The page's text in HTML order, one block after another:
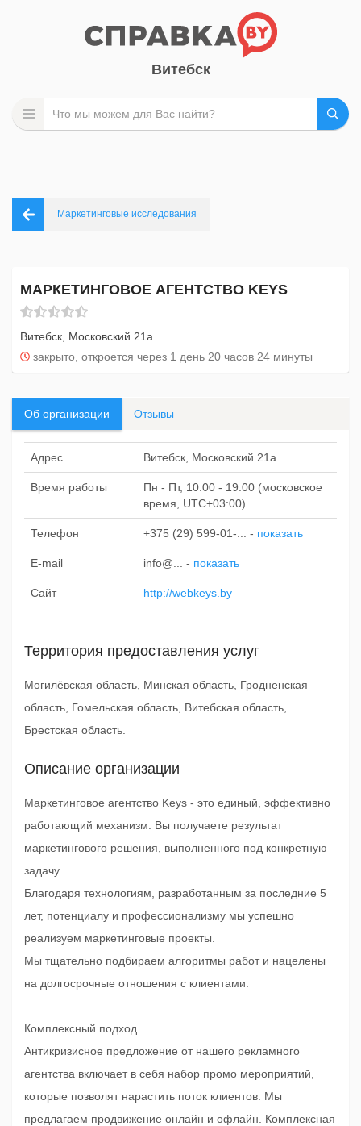
Витебск
Маркетинговые исследования
МАРКЕТИНГОВОЕ АГЕНТСТВО KEYS
Витебск, Московский 21а
закрыто, откроется через 1 день 20 часов 24 минуты
Об организации Отзывы
Адрес Витебск, Московский 21а
Время работы
Пн - Пт, 10:00 - 19:00 (московское
время, UTC+03:00)
Телефон +375 (29) 599-01-... - показать
E-mail info@... - показать
Сайт http://webkeys.by
Территория предоставления услуг
Могилёвская область, Минская область, Гродненская
область, Гомельская область, Витебская область,
Брестская область.
Описание организации
Маркетинговое агентство Keys - это единый, эффективно
работающий механизм. Вы получаете результат
маркетингового решения, выполненного под конкретную
задачу.
Благодаря технологиям, разработанным за последние 5
лет, потенциалу и профессионализму мы успешно
реализуем маркетинговые проекты.
Мы тщательно подбираем алгоритмы работ и нацелены
на долгосрочные отношения с клиентами.
Комплексный подход
Антикризисное предложение от нашего рекламного
агентства включает в себя набор промо мероприятий,
которые позволят нарастить поток клиентов. Мы
предлагаем продвижение онлайн и офлайн. Комплексная